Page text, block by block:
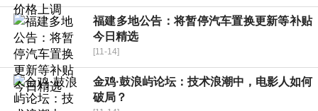
福建多地公告：将暂停汽车置换更新等补贴
今日精选
[11-14]
金鸡·鼓浪屿论坛：技术浪潮中，电影人如何
破局？